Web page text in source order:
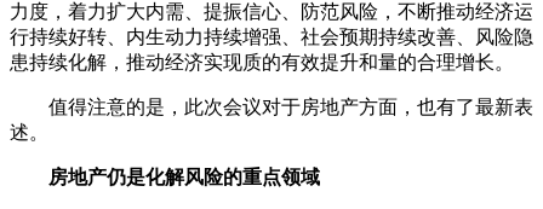
力度，着力扩大内需、提振信心、防范风险，不断推动经济运
行持续好转、内生动力持续增强、社会预期持续改善、风险隐
患持续化解，推动经济实现质的有效提升和量的合理增长。
值得注意的是，此次会议对于房地产方面，也有了最新表
述。
房地产仍是化解风险的重点领域